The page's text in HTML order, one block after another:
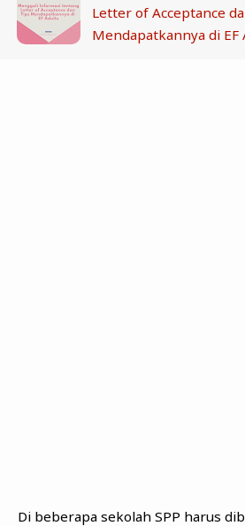
Letter of Acceptance
Mendapatkannya di EF
Di beberapa sekolah SPP harus